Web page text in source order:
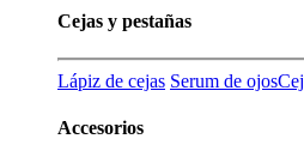
Cejas y pestañas
Lápiz de cejas Serum de ojos
Accesorios